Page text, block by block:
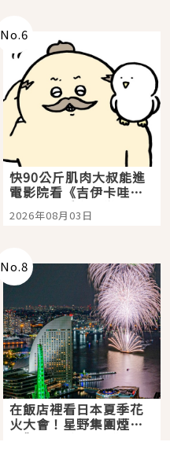
No.6
快90公斤肌肉大叔能進
電影院看《吉伊卡哇》
嗎？日本重金屬樂團
「打首」會長與nagano
2026年08月03日
No.8
在飯店裡看日本夏季花
火大會！星野集團煙火
景觀飯店6選，讓你不用